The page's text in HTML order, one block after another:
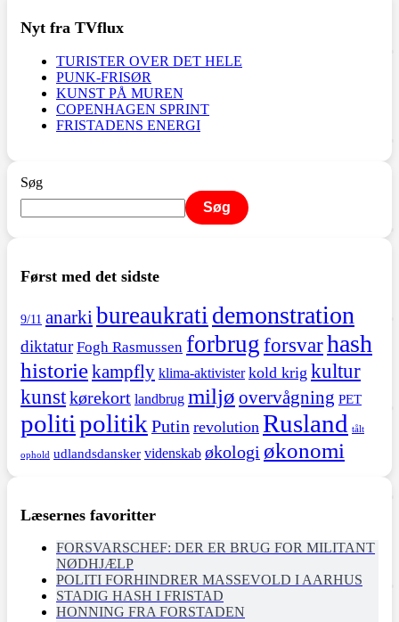
Nyt fra TVflux
TURISTER OVER DET HELE
PUNK-FRISØR
KUNST PÅ MUREN
COPENHAGEN SPRINT
FRISTADENS ENERGI
Søg
Søg
Først med det sidste
9/11 anarki bureaukrati demonstration
diktatur Fogh Rasmussen forbrugforsvarhash
historiekampfly klima-aktivister kold krig kultur
kunstkørekort landbrug miljø overvågning PET
politipolitik Putin revolution Rusland tålt
ophold udlandsdansker videnskab økologi økonomi
Læsernes favoritter
FORSVARSCHEF: DER ER BRUG FOR MILITANT
NØDHJÆLP
POLITI FORHINDRER MASSEVOLD I AARHUS
STADIG HASH I FRISTAD
HONNING FRA FORSTADEN